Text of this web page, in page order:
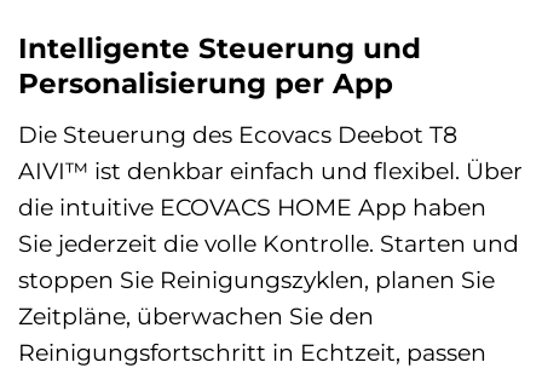
Intelligente Steuerung und
Personalisierung per App
Die Steuerung des Ecovacs Deebot T8
AIVI™ ist denkbar einfach und flexibel. Über
die intuitive ECOVACS HOME App haben
Sie jederzeit die volle Kontrolle. Starten und
stoppen Sie Reinigungszyklen, planen Sie
Zeitpläne, überwachen Sie den
Reinigungsfortschritt in Echtzeit, passen